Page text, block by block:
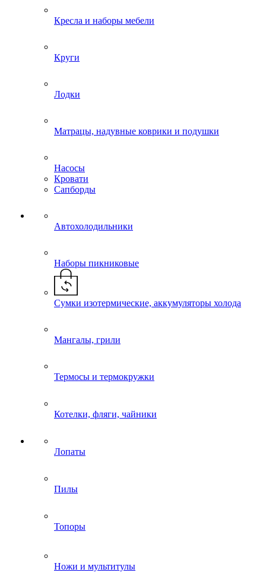
Кресла и наборы мебели
Круги
Лодки
Матрацы, надувные коврики и подушки
Насосы
Кровати
Сапборды
Автохолодильники
Наборы пикниковые
Сумки изотермические, аккумуляторы холода
Мангалы, грили
Термосы и термокружки
Котелки, фляги, чайники
Лопаты
Пилы
Топоры
Ножи и мультитулы